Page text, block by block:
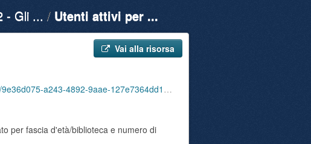
- Gli ... Utenti attivi per ...
Vai alla risorsa
download/ute_attivi_fet_06_10_bib_sbu_01_202110.json
per fascia d'età/biblioteca e numero di